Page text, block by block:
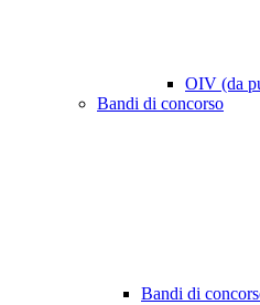
OIV (da
Bandi di concorso
Bandi di